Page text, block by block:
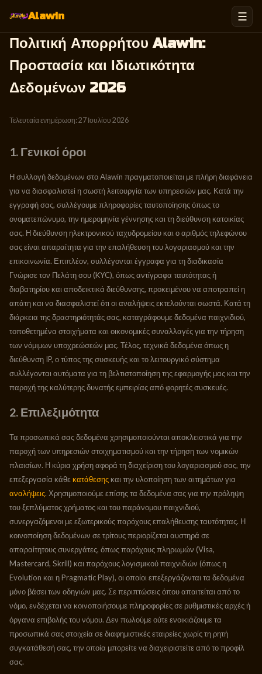
Alawin ☰
Πολιτική Απορρήτου Alawin:
Προστασία και Ιδιωτικότητα
Δεδομένων 2026
Τελευταία ενημέρωση: 27 Ιουλίου 2026
1. Γενικοί όροι
Η συλλογή δεδομένων στο Alawin πραγματοποιείται με πλήρη διαφάνεια
για να διασφαλιστεί η σωστή λειτουργία των υπηρεσιών μας. Κατά την
εγγραφή σας, συλλέγουμε πληροφορίες ταυτοποίησης όπως το
ονοματεπώνυμο, την ημερομηνία γέννησης και τη διεύθυνση κατοικίας
σας. Η διεύθυνση ηλεκτρονικού ταχυδρομείου και ο αριθμός τηλεφώνου
σας είναι απαραίτητα για την επαλήθευση του λογαριασμού και την
επικοινωνία. Επιπλέον, συλλέγονται έγγραφα για τη διαδικασία
Γνώρισε τον Πελάτη σου (KYC), όπως αντίγραφα ταυτότητας ή
διαβατηρίου και αποδεικτικά διεύθυνσης, προκειμένου να αποτραπεί η
απάτη και να διασφαλιστεί ότι οι αναλήψεις εκτελούνται σωστά. Κατά τη
διάρκεια της δραστηριότητάς σας, καταγράφουμε δεδομένα παιχνιδιού,
τοποθετημένα στοιχήματα και οικονομικές συναλλαγές για την τήρηση
των νόμιμων υποχρεώσεών μας. Τέλος, τεχνικά δεδομένα όπως η
διεύθυνση IP, ο τύπος της συσκευής και το λειτουργικό σύστημα
συλλέγονται αυτόματα για τη βελτιστοποίηση της εφαρμογής μας και την
παροχή της καλύτερης δυνατής εμπειρίας από φορητές συσκευές.
2. Επιλεξιμότητα
Τα προσωπικά σας δεδομένα χρησιμοποιούνται αποκλειστικά για την
παροχή των υπηρεσιών στοιχηματισμού και την τήρηση των νομικών
πλαισίων. Η κύρια χρήση αφορά τη διαχείριση του λογαριασμού σας, την
επεξεργασία κάθεκατάθεσης και την υλοποίηση των αιτημάτων για
αναλήψεις. Χρησιμοποιούμε επίσης τα δεδομένα σας για την πρόληψη
του ξεπλύματος χρήματος και του παράνομου παιχνιδιού,
συνεργαζόμενοι με εξωτερικούς παρόχους επαλήθευσης ταυτότητας. Η
κοινοποίηση δεδομένων σε τρίτους περιορίζεται αυστηρά σε
απαραίτητους συνεργάτες, όπως παρόχους πληρωμών (Visa,
Mastercard, Skrill) και παρόχους λογισμικού παιχνιδιών (όπως η
Evolution και η Pragmatic Play), οι οποίοι επεξεργάζονται τα δεδομένα
μόνο βάσει των οδηγιών μας. Σε περιπτώσεις όπου απαιτείται από το
νόμο, ενδέχεται να κοινοποιήσουμε πληροφορίες σε ρυθμιστικές αρχές ή
όργανα επιβολής του νόμου. Δεν πωλούμε ούτε ενοικιάζουμε τα
προσωπικά σας στοιχεία σε διαφημιστικές εταιρείες χωρίς τη ρητή
συγκατάθεσή σας, την οποία μπορείτε να διαχειριστείτε από το προφίλ
σας.